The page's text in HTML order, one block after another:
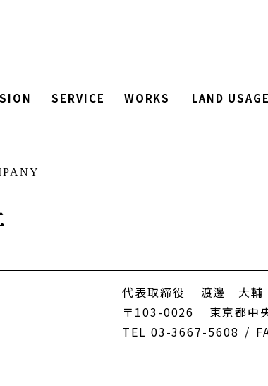
SERVICE
WORKS
LAND USAGE
代表取締役
渡邊 大輔
〒103-0026
東京都中
TEL 03-3667-5608 /